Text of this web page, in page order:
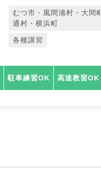
むつ市・風間浦村・大間
通村・横浜町
各種講習
駐車練習OK 高速教習OK